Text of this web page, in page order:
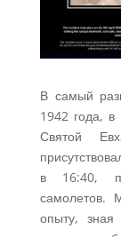
В самый
1942 года, в
Святой
в 16:40,
самолетов.
опыту, зная